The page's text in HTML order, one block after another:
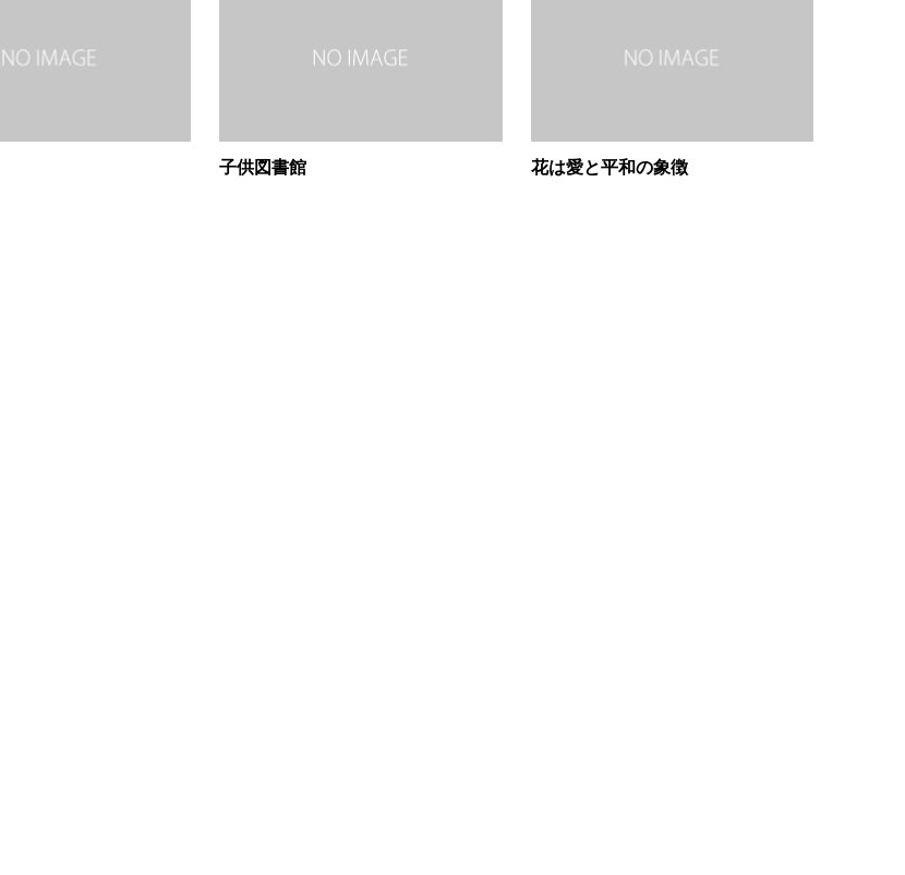
子供図書館 花は愛と平和の象徴